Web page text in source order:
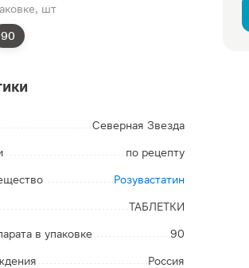
шт
90
Северная Звезда
по рецепту
Розувастатин
ТАБЛЕТКИ
в упаковке 90
Россия